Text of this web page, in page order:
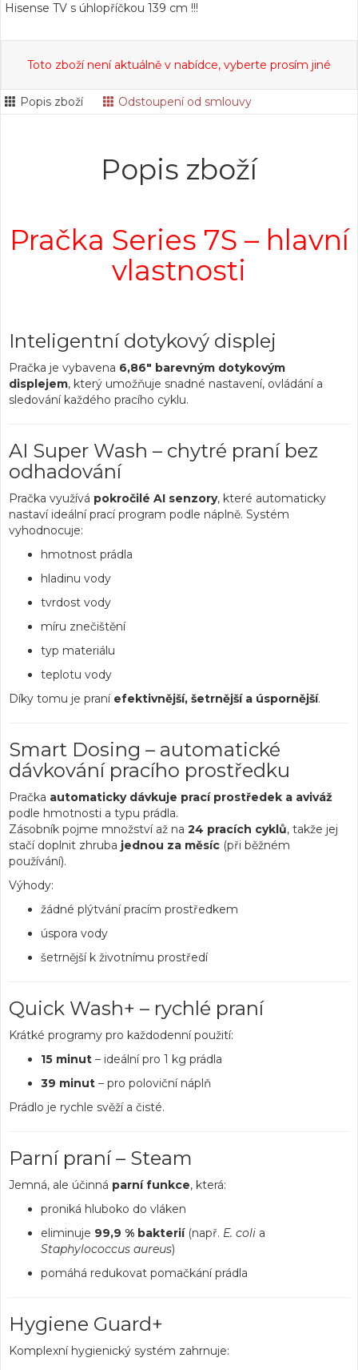
Hisense TV s úhlopříčkou 139 cm !!!
Toto zboží není aktuálně v nabídce, vyberte prosím jiné
Popis zboží Odstoupení od smlouvy
Popis zboží
Pračka Series 7S – hlavní
vlastnosti
Inteligentní dotykový displej
Pračka je vybavena 6,86" barevným dotykovým
displejem, který umožňuje snadné nastavení, ovládání a
sledování každého pracího cyklu.
AI Super Wash – chytré praní bez
odhadování
Pračka využívá pokročilé AI senzory, které automaticky
nastaví ideální prací program podle náplně. Systém
vyhodnocuje:
hmotnost prádla
hladinu vody
tvrdost vody
míru znečištění
typ materiálu
teplotu vody
Díky tomu je praní efektivnější, šetrnější a úspornější.
Smart Dosing – automatické
dávkování pracího prostředku
Pračka automaticky dávkuje prací prostředek a aviváž
podle hmotnosti a typu prádla.
Zásobník pojme množství až na 24 pracích cyklů, takže jej
stačí doplnit zhruba jednou za měsíc (při běžném
používání).
Výhody:
žádné plýtvání pracím prostředkem
úspora vody
šetrnější k životnímu prostředí
Quick Wash+ – rychlé praní
Krátké programy pro každodenní použití:
15 minut – ideální pro 1 kg prádla
39 minut – pro poloviční náplň
Prádlo je rychle svěží a čisté.
Parní praní – Steam
Jemná, ale účinná parní funkce, která:
proniká hluboko do vláken
eliminuje 99,9 % bakterií(např. E. coli a
Staphylococcus aureus)
pomáhá redukovat pomačkání prádla
Hygiene Guard+
Komplexní hygienický systém zahrnuje: